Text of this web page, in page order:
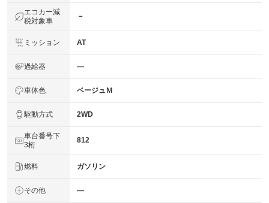
エコカー減
税対象車
－
ミッション AT
過給器 ―
車体色 ベージュＭ
駆動方式 2WD
車台番号下
3桁
812
燃料 ガソリン
その他 ―